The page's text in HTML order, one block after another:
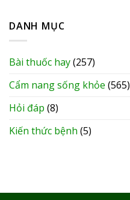
DANH MỤC
Bài thuốc hay(257)
Cẩm nang sống khỏe (565)
Hỏi đáp (8)
Kiến thức bệnh (5)